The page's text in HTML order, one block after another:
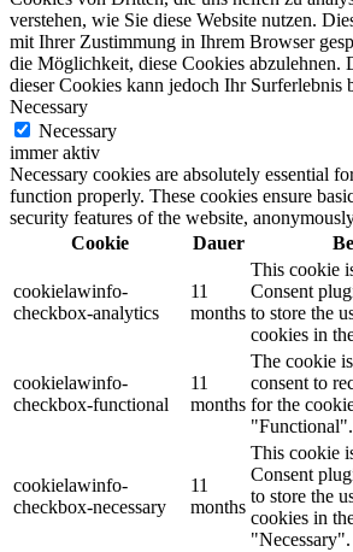
verstehen, wie Sie diese Website nutzen.
mit Ihrer Zustimmung in Ihrem Browser
die Möglichkeit, diese Cookies abzulehnen.
dieser Cookies kann jedoch Ihr Surferlebnis
Necessary
Necessary
immer aktiv
Necessary cookies are absolutely essential
function properly. These cookies ensure
security features of the website,
Cookie
Dauer
cookielawinfo-
checkbox-analytics
11
months
This cookie
Consent
to store the
cookies in
cookielawinfo-
checkbox-functional
11
months
The cookie
consent to
for the
"Functional".
cookielawinfo-
checkbox-necessary
11
months
This cookie
Consent
to store the
cookies in
"Necessary".